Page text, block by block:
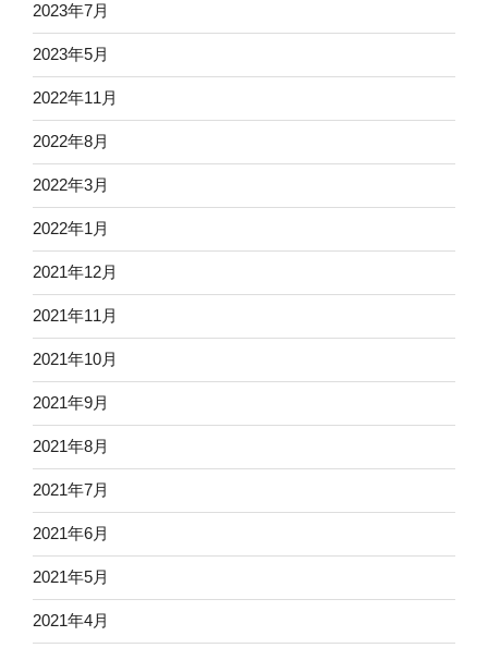
2023年7月
2023年5月
2022年11月
2022年8月
2022年3月
2022年1月
2021年12月
2021年11月
2021年10月
2021年9月
2021年8月
2021年7月
2021年6月
2021年5月
2021年4月